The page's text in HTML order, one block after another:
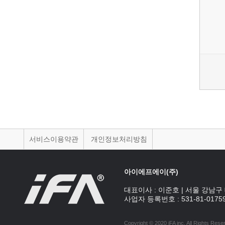
서비스이용약관 개인정보처리방침
아이에프에이(주)
대표이사 : 이준호 | 서울 강남구
사업자 등록번호 : 531-81-
Copyright © 2020 iFA inc . All Rights